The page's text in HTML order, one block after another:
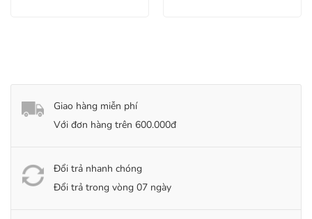
Giao hàng miễn phí
Với đơn hàng trên 600.000đ
Đổi trả nhanh chóng
Đổi trả trong vòng 07 ngày